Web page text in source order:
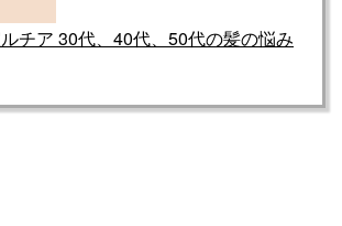
チア 30代、40代、50代の髪の悩み